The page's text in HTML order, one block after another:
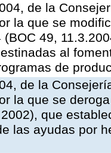
de la
la que se
49,
al
de
de la
la que se
que
las ayudas por